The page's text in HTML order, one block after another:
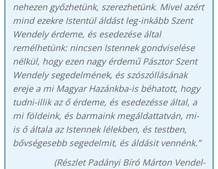
nehezen győzhetünk, szerezhetünk. Mivel azért
mind ezekre Istentül áldást leg-inkább Szent
Wendely érdeme, és esedezése által
remélhetünk: nincsen Istennek gondviselése
nélkül, hogy ezen nagy érdemű Pásztor Szent
Wendely segedelmének, és szószóllásának
ereje a mi Magyar Hazánkba-is béhatott, hogy
tudni-illik az ő érdeme, és esedezésse által, a
mi földeink, és barmaink megáldattatván, mi-
is ő általa az Istennek lélekben, és testben,
bővségesebb segedelmit, és áldásit vennénk.”
(Részlet Padányi Bíró Márton Vendel-